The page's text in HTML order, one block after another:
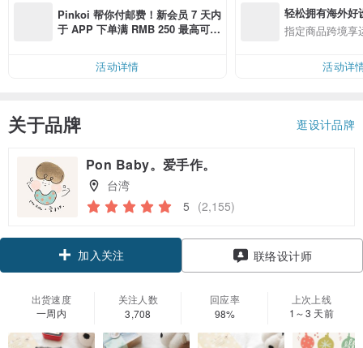
Pinkoi 帮你付邮费！新会员 7 天内
于 APP 下单满 RMB 250 最高可折
活动详情
轻松拥有海外好
指定商品跨境享
活动详
关于品牌 逛设计品牌
Pon Baby。爱手作。
台湾
5 (2,155)
加入关注 联络设计师
出货速度
一周内
关注人数
3,708
回应率
98%
上次上线
1～3 天前